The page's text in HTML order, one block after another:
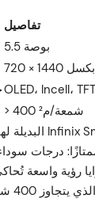
تفاصيل
5.5 بوصة
> 400 شمعة/م²
درجات
رؤية واسعة